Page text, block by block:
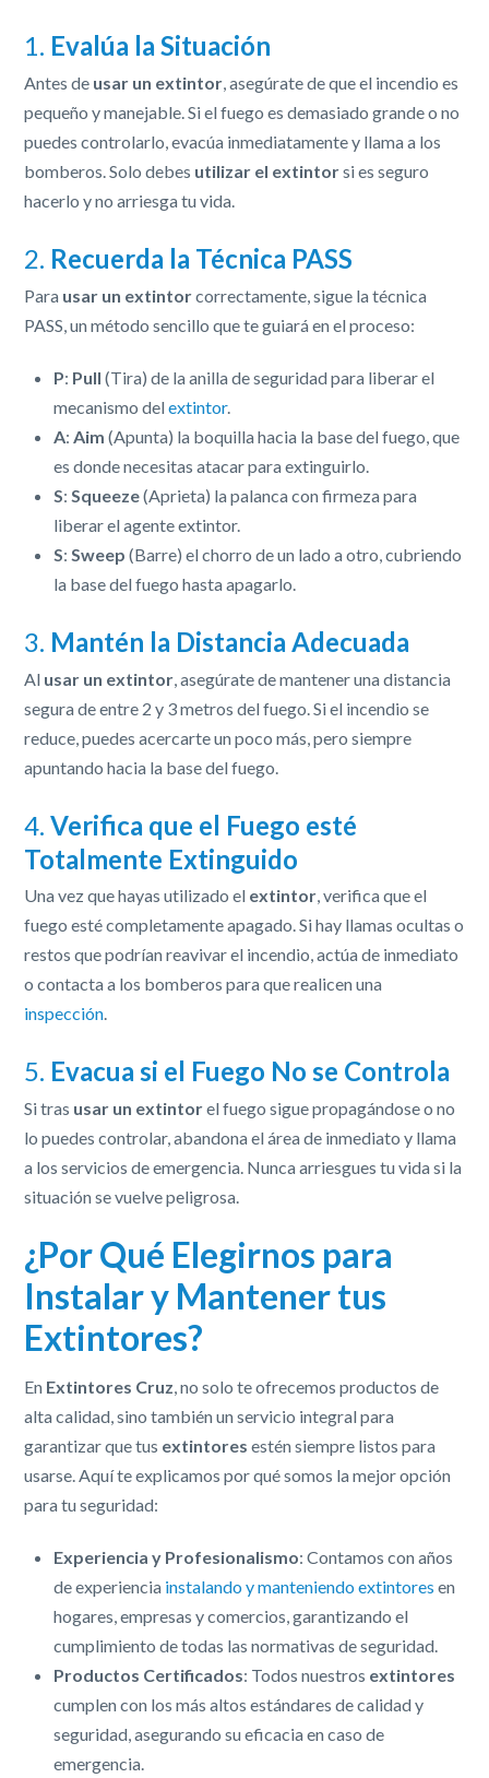
1. Evalúa la Situación
Antes de usar un extintor, asegúrate de que el incendio es
pequeño y manejable. Si el fuego es demasiado grande o no
puedes controlarlo, evacúa inmediatamente y llama a los
bomberos. Solo debes utilizar el extintorsi es seguro
hacerlo y no arriesga tu vida.
2. Recuerda la Técnica PASS
Para usar un extintorcorrectamente, sigue la técnica
PASS, un método sencillo que te guiará en el proceso:
P: Pull (Tira) de la anilla de seguridad para liberar el
mecanismo delextintor.
A: Aim (Apunta) la boquilla hacia la base del fuego, que
es donde necesitas atacar para extinguirlo.
S: Squeeze(Aprieta) la palanca con firmeza para
liberar el agente extintor.
S: Sweep (Barre) el chorro de un lado a otro, cubriendo
la base del fuego hasta apagarlo.
3. Mantén la Distancia Adecuada
Al usar un extintor , asegúrate de mantener una distancia
segura de entre 2 y 3 metros del fuego. Si el incendio se
reduce, puedes acercarte un poco más, pero siempre
apuntando hacia la base del fuego.
4.Verifica que el Fuego esté
Totalmente Extinguido
Una vez que hayas utilizado el extintor, verifica que el
fuego esté completamente apagado. Si hay llamas ocultas o
restos que podrían reavivar el incendio, actúa de inmediato
o contacta a los bomberos para que realicen una
inspección.
5. Evacua si el Fuego No se Controla
Si tras usar un extintorel fuego sigue propagándose o no
lo puedes controlar, abandona el área de inmediato y llama
a los servicios de emergencia. Nunca arriesgues tu vida si la
situación se vuelve peligrosa.
¿Por Qué Elegirnos para
Instalar y Mantener tus
Extintores?
En Extintores Cruz, no solo te ofrecemos productos de
alta calidad, sino también un servicio integral para
garantizar que tus extintoresestén siempre listos para
usarse. Aquí te explicamos por qué somos la mejor opción
para tu seguridad:
Experiencia y Profesionalismo: Contamos con años
de experiencia instalando y manteniendo extintores en
hogares, empresas y comercios, garantizando el
cumplimiento de todas las normativas de seguridad.
Productos Certificados: Todos nuestros extintores
cumplen con los más altos estándares de calidad y
seguridad, asegurando su eficacia en caso de
emergencia.